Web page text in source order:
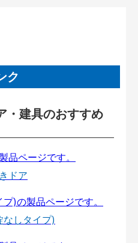
ク
・建具のおすすめ
ドア
しタイプ)